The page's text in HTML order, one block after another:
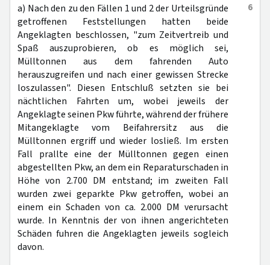
6
a) Nach den zu den Fällen 1 und 2 der Urteilsgründe
getroffenen Feststellungen hatten beide
Angeklagten beschlossen, "zum Zeitvertreib und
Spaß auszuprobieren, ob es möglich sei,
Mülltonnen aus dem fahrenden Auto
herauszugreifen und nach einer gewissen Strecke
loszulassen". Diesen Entschluß setzten sie bei
nächtlichen Fahrten um, wobei jeweils der
Angeklagte seinen Pkw führte, während der frühere
Mitangeklagte vom Beifahrersitz aus die
Mülltonnen ergriff und wieder losließ. Im ersten
Fall prallte eine der Mülltonnen gegen einen
abgestellten Pkw, an dem ein Reparaturschaden in
Höhe von 2.700 DM entstand; im zweiten Fall
wurden zwei geparkte Pkw getroffen, wobei an
einem ein Schaden von ca. 2.000 DM verursacht
wurde. In Kenntnis der von ihnen angerichteten
Schäden fuhren die Angeklagten jeweils sogleich
davon.